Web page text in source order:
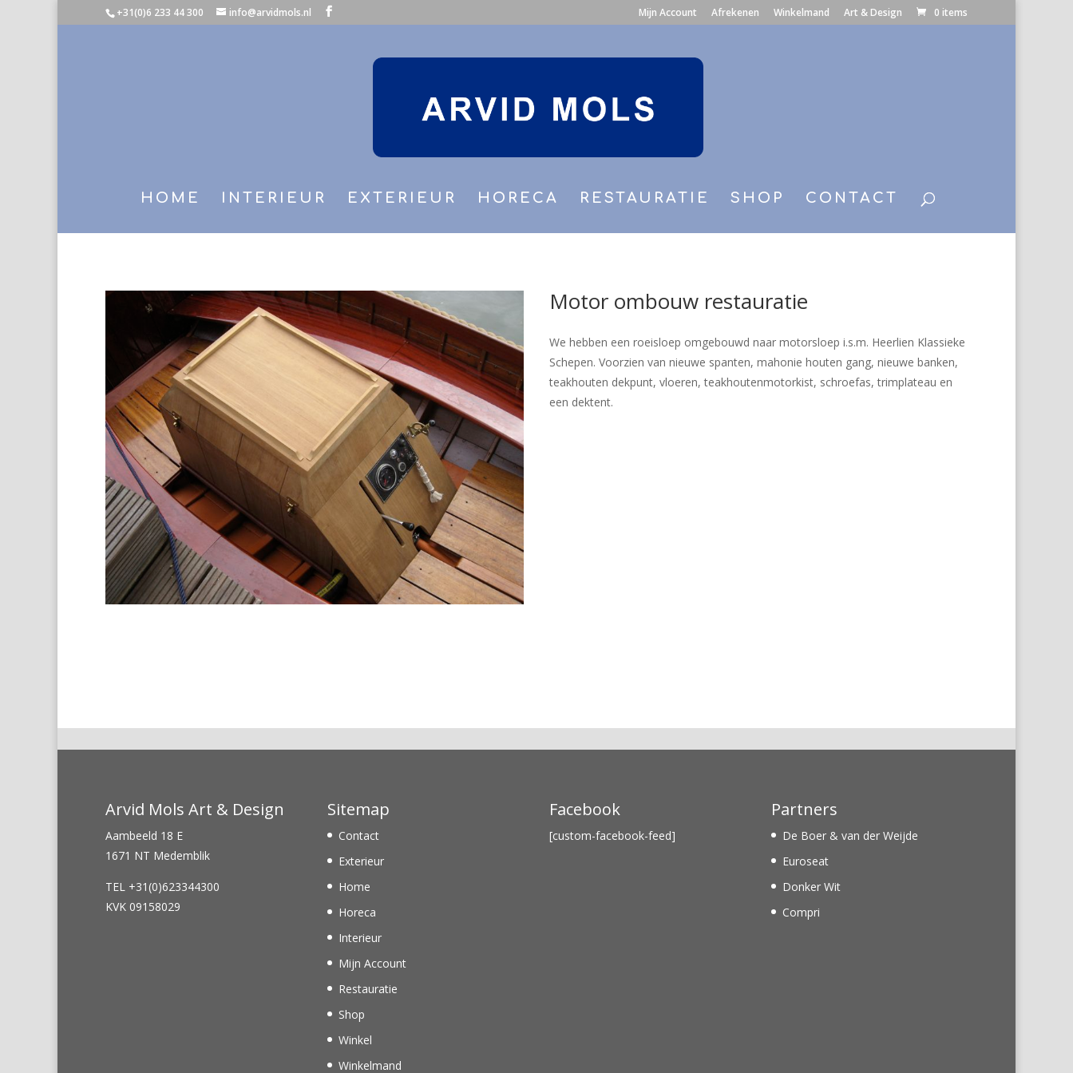
+31(0)6 233 44 300 info@arvidmols.nl Mijn Account Afrekenen Winkelmand Art & Design 0 items
HOME INTERIEUR EXTERIEUR HORECA RESTAURATIE SHOP CONTACT
Motor ombouw restauratie
We hebben een roeisloep omgebouwd naar motorsloep i.s.m. Heerlien Klassieke
Schepen. Voorzien van nieuwe spanten, mahonie houten gang, nieuwe banken,
teakhouten dekpunt, vloeren, teakhoutenmotorkist, schroefas, trimplateau en
een dektent.
Arvid Mols Art & Design
Aambeeld 18 E
1671 NT Medemblik
TEL +31(0)623344300
KVK 09158029
Sitemap
Contact
Exterieur
Home
Horeca
Interieur
Mijn Account
Restauratie
Shop
Winkel
Winkelmand
Facebook
[custom-facebook-feed]
Partners
De Boer & van der Weijde
Euroseat
Donker Wit
Compri